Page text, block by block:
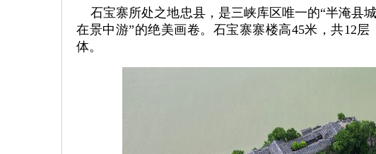
石宝寨所处之地忠县，是三峡库区唯一的“半淹县
在景中游”的绝美画卷。石宝寨寨楼高45米，共12
体。